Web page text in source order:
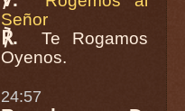
Señor
℟.
Te Rogamos
Oyenos.
24:57